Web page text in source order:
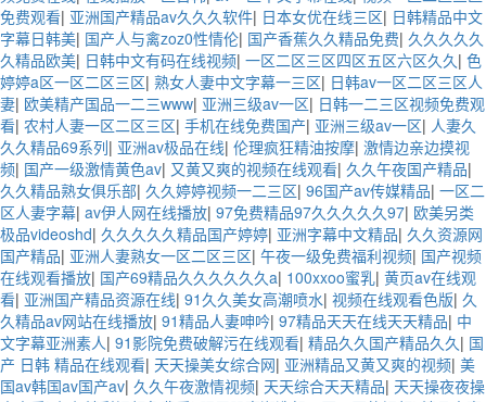
免费观看| 亚洲国产精品av久久久软件| 日本女优在线三区| 日韩精品中文
字幕日韩美| 国产人与禽zoz0性情伦| 国产香蕉久久精品免费| 久久久久久
久精品欧美| 日韩中文有码在线视频| 一区二区三区四区五区六区久久| 色
婷婷a区一区二区三区| 熟女人妻中文字幕一三区| 日韩av一区二区三区人
妻| 欧美精产国品一二三www| 亚洲三级av一区| 日韩一二三区视频免费观
看| 农村人妻一区二区三区| 手机在线免费国产| 亚洲三级av一区| 人妻久
久久精品69系列| 亚洲av极品在线| 伦理疯狂精油按摩| 激情边亲边摸视
频| 国产一级激情黄色av| 又黄又爽的视频在线观看| 久久午夜国产精品|
久久精品熟女俱乐部| 久久婷婷视频一二三区| 96国产av传媒精品| 一区二
区人妻字幕| av伊人网在线播放| 97免费精品97久久久久久97| 欧美另类
极品videoshd| 久久久久久精品国产婷婷| 亚洲字幕中文精品| 久久资源网
国产精品| 亚洲人妻熟女一区二区三区| 午夜一级免费福利视频| 国产视频
在线观看播放| 国产69精品久久久久久久a| 100xxoo蜜乳| 黄页av在线观
看| 亚洲国产精品资源在线| 91久久美女高潮喷水| 视频在线观看色版| 久
久精品av网站在线播放| 91精品人妻呻吟| 97精品天天在线天天精品| 中
文字幕亚洲素人| 91影院免费破解污在线观看| 精品久久国产精品久久| 国
产 日韩 精品在线观看| 天天操美女综合网| 亚洲精品又黄又爽的视频| 美
国av韩国av国产av| 久久午夜激情视频| 天天综合天天精品| 天天操夜夜操